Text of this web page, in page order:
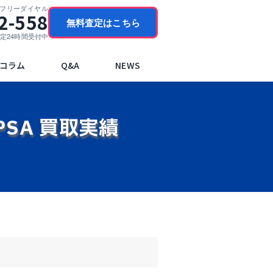
リーダイヤル
558
24時間受付中
無料査定はこちら
コラム Q&A NEWS
買取実績